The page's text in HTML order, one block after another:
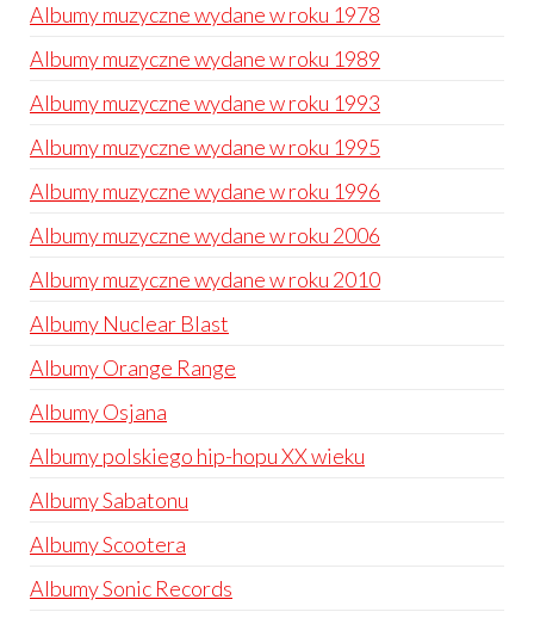
Albumy muzyczne wydane w roku 1978
Albumy muzyczne wydane w roku 1989
Albumy muzyczne wydane w roku 1993
Albumy muzyczne wydane w roku 1995
Albumy muzyczne wydane w roku 1996
Albumy muzyczne wydane w roku 2006
Albumy muzyczne wydane w roku 2010
Albumy Nuclear Blast
Albumy Orange Range
Albumy Osjana
Albumy polskiego hip-hopu XX wieku
Albumy Sabatonu
Albumy Scootera
Albumy Sonic Records